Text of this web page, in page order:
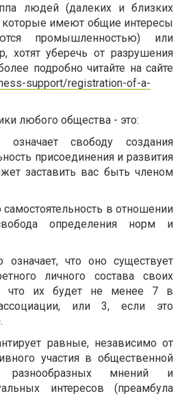
людей (далеких и близких
которые имеют общие интересы
промышленностью) или
хотят уберечь от разрушения
подробно читайте на сайте
support/registration-of-a-
любого общества - это:
означает свободу создания
присоединения и развития
заставить вас быть членом
в отношении
определения норм и
означает, что оно существует
личного состава своих
что их будет не менее 7 в
ассоциации, или 3, если это
равные, независимо от
участия в общественной
мнений и
интересов (преамбула